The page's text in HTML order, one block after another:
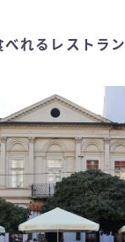
れるレストラン